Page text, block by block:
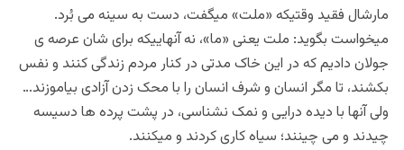
مارشال فقید وقتیکه «ملت» میگفت، دست به سینه می بُرد.
میخواست بگوید: ملت یعنی «ما»، نه آنهاییکه برای شان عرصه ی
جولان دادیم که در این خاک مدتی در کنار مردم زندگی کنند و نفس
بکشند، تا مگر انسان و شرف انسان را با محک زدن آزادی بیاموزند…
ولی آنها با دیده درایی و نمک نشناسی، در پشت پرده ها دسیسه
چیدند و می چینند؛ سیاه کاری کردند و میکنند.